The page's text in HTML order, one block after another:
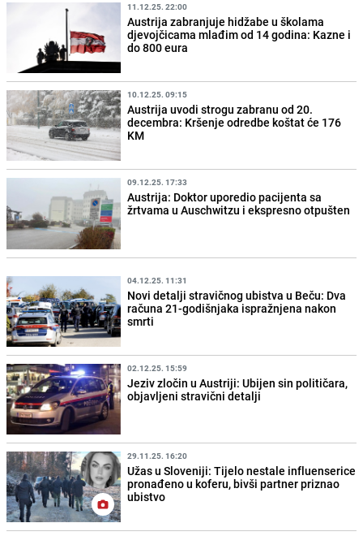
11.12.25. 22:00
Austrija zabranjuje hidžabe u školama
djevojčicama mlađim od 14 godina: Kazne i
do 800 eura
10.12.25. 09:15
Austrija uvodi strogu zabranu od 20.
decembra: Kršenje odredbe koštat će 176
KM
09.12.25. 17:33
Austrija: Doktor uporedio pacijenta sa
žrtvama u Auschwitzu i ekspresno otpušten
04.12.25. 11:31
Novi detalji stravičnog ubistva u Beču: Dva
računa 21-godišnjaka ispražnjena nakon
smrti
02.12.25. 15:59
Jeziv zločin u Austriji: Ubijen sin političara,
objavljeni stravični detalji
29.11.25. 16:20
Užas u Sloveniji: Tijelo nestale influenserice
pronađeno u koferu, bivši partner priznao
ubistvo